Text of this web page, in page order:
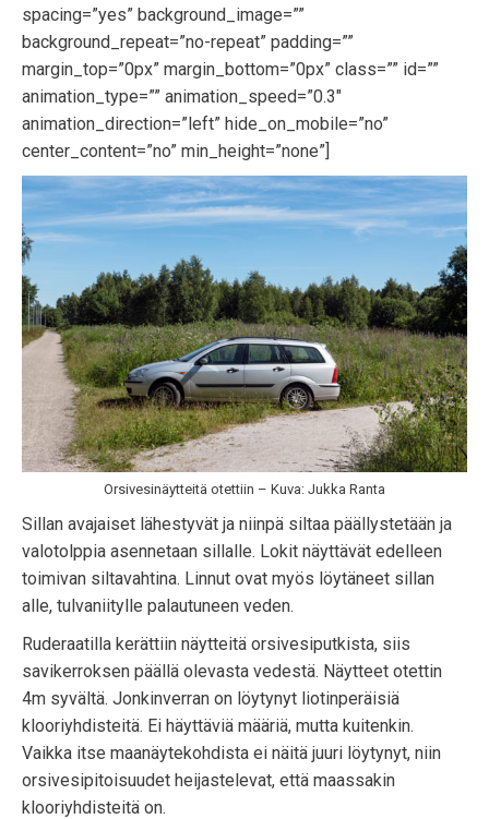
spacing=”yes” background_image=””
background_repeat=”no-repeat” padding=””
margin_top=”0px” margin_bottom=”0px” class=”” id=””
animation_type=”” animation_speed=”0.3″
animation_direction=”left” hide_on_mobile=”no”
center_content=”no” min_height=”none”]
Orsivesinäytteitä otettiin – Kuva: Jukka Ranta
Sillan avajaiset lähestyvät ja niinpä siltaa päällystetään ja
valotolppia asennetaan sillalle. Lokit näyttävät edelleen
toimivan siltavahtina. Linnut ovat myös löytäneet sillan
alle, tulvaniitylle palautuneen veden.
Ruderaatilla kerättiin näytteitä orsivesiputkista, siis
savikerroksen päällä olevasta vedestä. Näytteet otettin
4m syvältä. Jonkinverran on löytynyt liotinperäisiä
klooriyhdisteitä. Ei häyttäviä määriä, mutta kuitenkin.
Vaikka itse maanäytekohdista ei näitä juuri löytynyt, niin
orsivesipitoisuudet heijastelevat, että maassakin
klooriyhdisteitä on.